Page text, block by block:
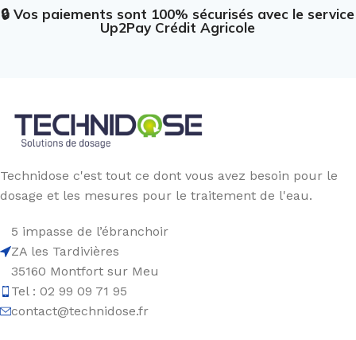
🔒 Vos paiements sont 100% sécurisés avec le service
Up2Pay Crédit Agricole
Technidose c'est tout ce dont vous avez besoin pour le
dosage et les mesures pour le traitement de l'eau.
5 impasse de l’ébranchoir
ZA les Tardivières
35160 Montfort sur Meu
Tel : 02 99 09 71 95
contact@technidose.fr